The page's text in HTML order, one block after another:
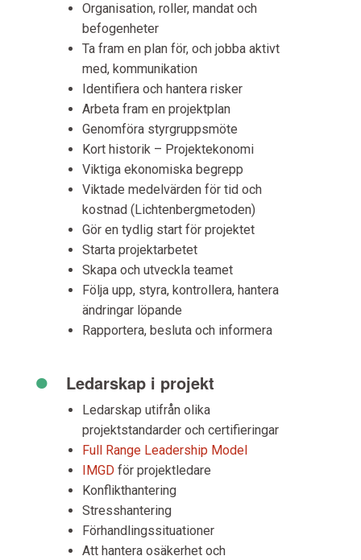
Organisation, roller, mandat och
befogenheter
Ta fram en plan för, och jobba aktivt
med, kommunikation
Identifiera och hantera risker
Arbeta fram en projektplan
Genomföra styrgruppsmöte
Kort historik – Projektekonomi
Viktiga ekonomiska begrepp
Viktade medelvärden för tid och
kostnad (Lichtenbergmetoden)
Gör en tydlig start för projektet
Starta projektarbetet
Skapa och utveckla teamet
Följa upp, styra, kontrollera, hantera
ändringar löpande
Rapportera, besluta och informera
• Ledarskap i projekt
Ledarskap utifrån olika
projektstandarder och certifieringar
Full Range Leadership Model
IMGD för projektledare
Konflikthantering
Stresshantering
Förhandlingssituationer
Att hantera osäkerhet och